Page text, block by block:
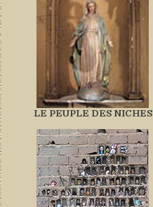
LE PEUPLE DES NICHES